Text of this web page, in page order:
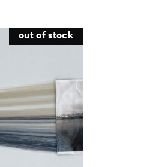
out of stock